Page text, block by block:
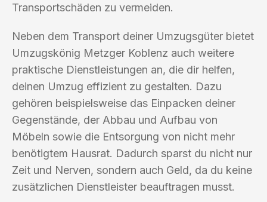
Transportschäden zu vermeiden.
Neben dem Transport deiner Umzugsgüter bietet
Umzugskönig Metzger Koblenz auch weitere
praktische Dienstleistungen an, die dir helfen,
deinen Umzug effizient zu gestalten. Dazu
gehören beispielsweise das Einpacken deiner
Gegenstände, der Abbau und Aufbau von
Möbeln sowie die Entsorgung von nicht mehr
benötigtem Hausrat. Dadurch sparst du nicht nur
Zeit und Nerven, sondern auch Geld, da du keine
zusätzlichen Dienstleister beauftragen musst.